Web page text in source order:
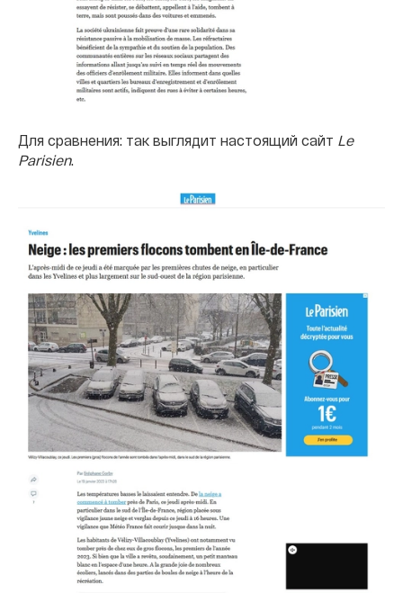
Для сравнения: так выглядит настоящий сайт Le
Parisien.